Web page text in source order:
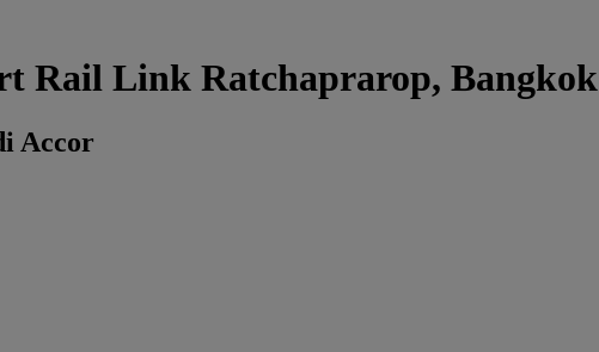
Rail Link Ratchaprarop, Bangkok
Accor